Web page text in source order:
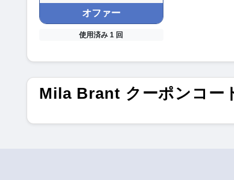
オファー
使用済み 1 回
Mila Brant クーポンコー